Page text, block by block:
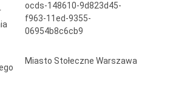
ocds-148610-9d823d45-
f963-11ed-9355-
06954b8c6cb9
Miasto Stołeczne Warszawa